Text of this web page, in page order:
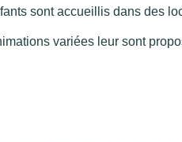
sont accueillis dans des
variées leur sont